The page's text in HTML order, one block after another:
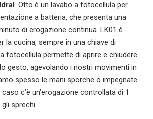
. Otto è un lavabo a fotocellula per
a batteria, che presenta una
di erogazione continua. LK01 è
la cucina, sempre in una chiave di
fotocellula permette di aprire e chiudere
gesto, agevolando i nostri movimenti in
spesso le mani sporche o impegnate.
c’è un’erogazione controllata di 1
sprechi.